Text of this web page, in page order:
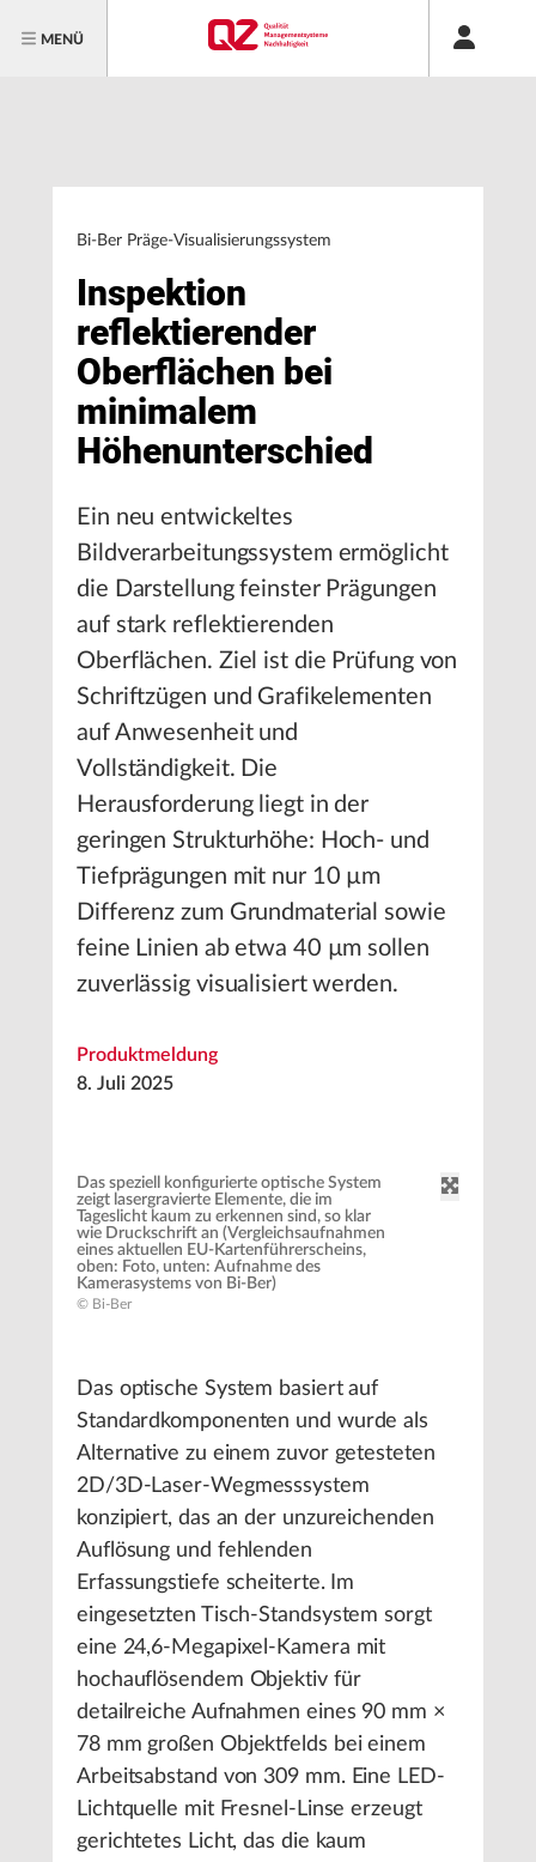
MENÜ
Bi-Ber Präge-Visualisierungssystem
Inspektion
reflektierender
Oberflächen bei
minimalem
Höhenunterschied
Ein neu entwickeltes
Bildverarbeitungssystem ermöglicht
die Darstellung feinster Prägungen
auf stark reflektierenden
Oberflächen. Ziel ist die Prüfung von
Schriftzügen und Grafikelementen
auf Anwesenheit und
Vollständigkeit. Die
Herausforderung liegt in der
geringen Strukturhöhe: Hoch- und
Tiefprägungen mit nur 10 µm
Differenz zum Grundmaterial sowie
feine Linien ab etwa 40 µm sollen
zuverlässig visualisiert werden.
Produktmeldung
8. Juli 2025
Das speziell konfigurierte optische System
zeigt lasergravierte Elemente, die im
Tageslicht kaum zu erkennen sind, so klar
wie Druckschrift an (Vergleichsaufnahmen
eines aktuellen EU-Kartenführerscheins,
oben: Foto, unten: Aufnahme des
Kamerasystems von Bi-Ber)
© Bi-Ber
Das optische System basiert auf
Standardkomponenten und wurde als
Alternative zu einem zuvor getesteten
2D/3D-Laser-Wegmesssystem
konzipiert, das an der unzureichenden
Auflösung und fehlenden
Erfassungstiefe scheiterte. Im
eingesetzten Tisch-Standsystem sorgt
eine 24,6-Megapixel-Kamera mit
hochauflösendem Objektiv für
detailreiche Aufnahmen eines 90 mm ×
78 mm großen Objektfelds bei einem
Arbeitsabstand von 309 mm. Eine LED-
Lichtquelle mit Fresnel-Linse erzeugt
gerichtetes Licht, das die kaum